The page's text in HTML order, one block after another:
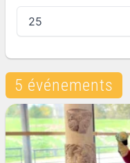
5 événements